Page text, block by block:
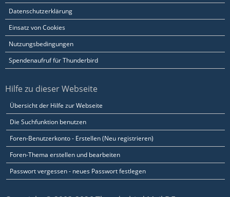
Datenschutzerklärung
Einsatz von Cookies
Nutzungsbedingungen
Spendenaufruf für Thunderbird
Hilfe zu dieser Webseite
Übersicht der Hilfe zur Webseite
Die Suchfunktion benutzen
Foren-Benutzerkonto - Erstellen (Neu registrieren)
Foren-Thema erstellen und bearbeiten
Passwort vergessen - neues Passwort festlegen